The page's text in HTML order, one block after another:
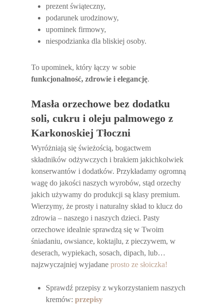
prezent świąteczny,
podarunek urodzinowy,
upominek firmowy,
niespodzianka dla bliskiej osoby.
To upominek, który łączy w sobie
funkcjonalność, zdrowie i elegancję.
Masła orzechowe bez dodatku
soli, cukru i oleju palmowego z
Karkonoskiej Tłoczni
Wyróżniają się świeżością, bogactwem
składników odżywczych i brakiem jakichkolwiek
konserwantów i dodatków. Przykładamy ogromną
wagę do jakości naszych wyrobów, stąd orzechy
jakich używamy do produkcji są klasy premium.
Wierzymy, że prosty i naturalny skład to klucz do
zdrowia – naszego i naszych dzieci. Pasty
orzechowe idealnie sprawdzą się w Twoim
śniadaniu, owsiance, koktajlu, z pieczywem, w
deserach, wypiekach, sosach, dipach, lub…
najzwyczajniej wyjadaneprosto ze słoiczka!
Sprawdź przepisy z wykorzystaniem naszych
kremów:przepisy